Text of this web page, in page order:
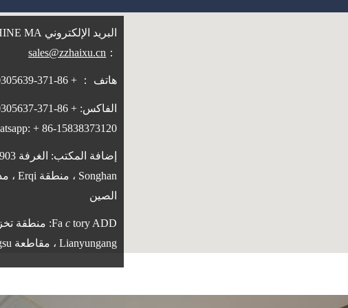
البريد الإلكتروني SUNSHINE MA
：
sales@zzhaixu.cn
هاتف ： + 86-371-60305639
الفاكس: + 86-371-60305637
+ 86-15838373120
الصين
Fac
Lianyungang ، مقاطعة Jiangsu ، الصين